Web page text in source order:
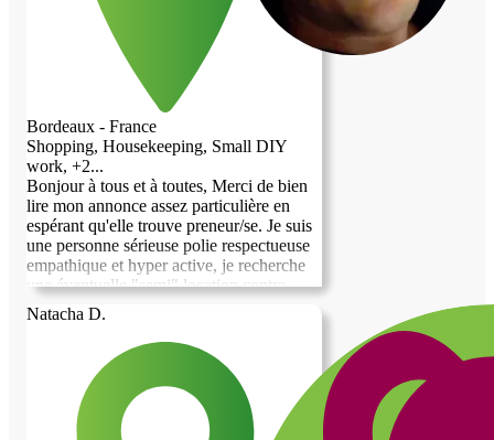
Bordeaux - France
Shopping, Housekeeping, Small DIY
work, +2...
Bonjour à tous et à toutes, Merci de bien
lire mon annonce assez particulière en
espérant qu'elle trouve preneur/se. Je suis
une personne sérieuse polie respectueuse
empathique et hyper active, je recherche
une éventuelle "semi" location contre
échange de quelques services pour une
personne sérieuse sur Bordeaux hors
CUB plutôt intramuros. Services de type,
courses, petits bricolages, repas,
ménage.... Je suis artiste dès que mon
temps libre me le permet, donc le plus
souvent les weekends car je travaille le
Natacha D.